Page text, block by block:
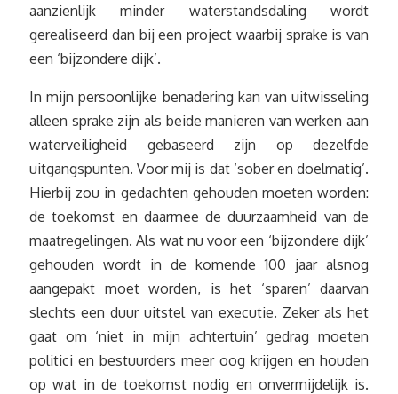
aanzienlijk minder waterstandsdaling wordt
gerealiseerd dan bij een project waarbij sprake is van
een ‘bijzondere dijk’.
In mijn persoonlijke benadering kan van uitwisseling
alleen sprake zijn als beide manieren van werken aan
waterveiligheid gebaseerd zijn op dezelfde
uitgangspunten. Voor mij is dat ‘sober en doelmatig’.
Hierbij zou in gedachten gehouden moeten worden:
de toekomst en daarmee de duurzaamheid van de
maatregelingen. Als wat nu voor een ‘bijzondere dijk’
gehouden wordt in de komende 100 jaar alsnog
aangepakt moet worden, is het ‘sparen’ daarvan
slechts een duur uitstel van executie. Zeker als het
gaat om ‘niet in mijn achtertuin’ gedrag moeten
politici en bestuurders meer oog krijgen en houden
op wat in de toekomst nodig en onvermijdelijk is.